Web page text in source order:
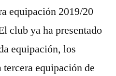
equipación 2019/20
club ya ha presentado
equipación, los
equipación de